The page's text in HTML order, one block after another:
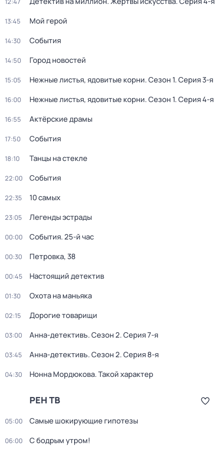
13:45 Мой герой
14:30 События
14:50 Город новостей
15:05 Нежные листья, ядовитые корни. Сезон 1. Серия 3-я
16:00 Нежные листья, ядовитые корни. Сезон 1. Серия 4-я
16:55 Актёрские драмы
17:50 События
18:10 Танцы на стекле
22:00 События
22:35 10 самых
23:05 Легенды эстрады
00:00 События. 25-й час
00:30 Петровка, 38
00:45 Настоящий детектив
01:30 Охота на маньяка
02:15 Дорогие товарищи
03:00 Анна-детективъ. Сезон 2. Серия 7-я
03:45 Анна-детективъ. Сезон 2. Серия 8-я
04:30 Нонна Мордюкова. Такой характер
РЕН ТВ
05:00 Самые шoкиpующие гипотезы
06:00 С бодрым утром!